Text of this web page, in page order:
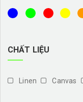
CHẤT LIỆU
Linen Canvas